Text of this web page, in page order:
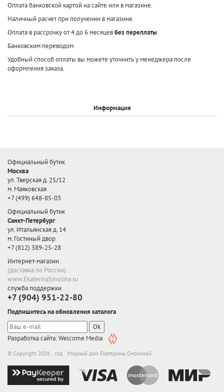
Оплата банковской картой на сайте или в магазине.
Наличный расчет при получении в магазине.
Оплата в рассрочку от 4 до 6 месяцевбез переплаты
Банковским переводом.
Удобный способ оплаты вы можете уточнить у менеджера после
оформления заказа.
Информация
Официальный бутик
Москва
ул. Тверская д. 25/12
м. Маяковская
+7 (499) 648-85-03
Официальный бутик
Санкт-Петербург
ул. Итальянская д. 14
м. Гостиный двор
+7 (812) 389-25-28
Интернет-магазин
(доставка по России)
www.EkaterinaSmolina.ru
служба поддержки
+7 (904) 951-22-80
Подпишитесь на обновления каталога
Ok
Разработка сайта: Welcome Media
© Copyright 2026 год. Модный дом Екатерины Смолиной